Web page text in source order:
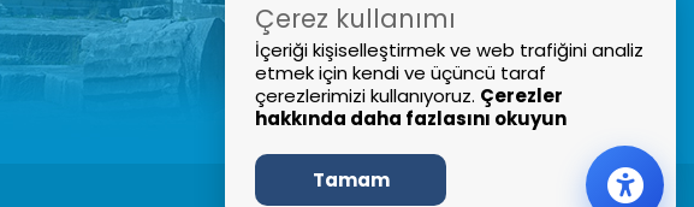
Çerez kullanımı
İçeriği kişiselleştirmek ve web trafiğini analiz
etmek için kendi ve üçüncü taraf
çerezlerimizi kullanıyoruz. Çerezler
hakkında daha fazlasını okuyun
Tamam